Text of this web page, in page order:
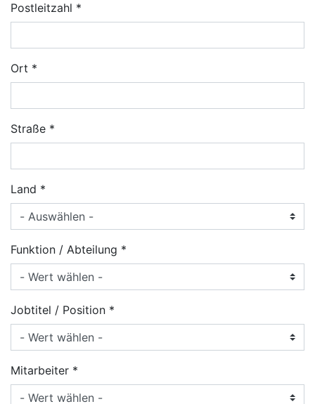
Postleitzahl
Ort
Straße
Land
Funktion / Abteilung
Jobtitel / Position
Mitarbeiter